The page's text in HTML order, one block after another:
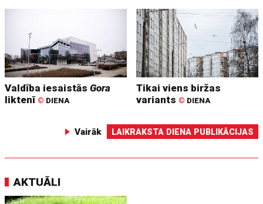
Valdība iesaistāsGora
liktenī © DIENA
Tikai viens biržas
variants © DIENA
Vairāk LAIKRAKSTA DIENA PUBLIKĀCIJAS
AKTUĀLI